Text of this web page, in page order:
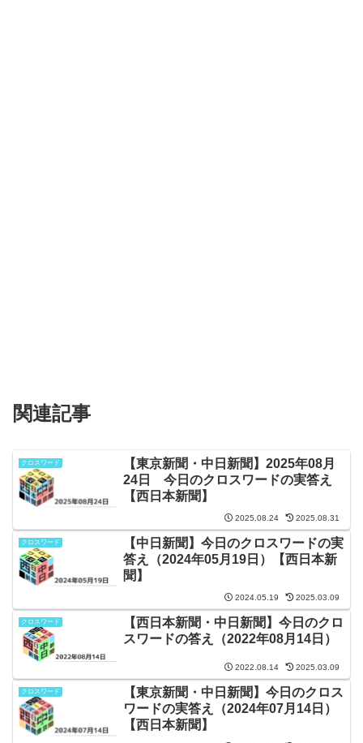
関連記事
クロスワード
【東京新聞・中日新聞】2025年08月
24日 今日のクロスワードの実答え
【西日本新聞】
2025.08.24 2025.08.31
クロスワード
【中日新聞】今日のクロスワードの実
答え（2024年05月19日）【西日本新
聞】
2024.05.19 2025.03.09
クロスワード
【西日本新聞・中日新聞】今日のクロ
スワードの答え（2022年08月14日）
2022.08.14 2025.03.09
クロスワード
【東京新聞・中日新聞】今日のクロス
ワードの実答え（2024年07月14日）
【西日本新聞】